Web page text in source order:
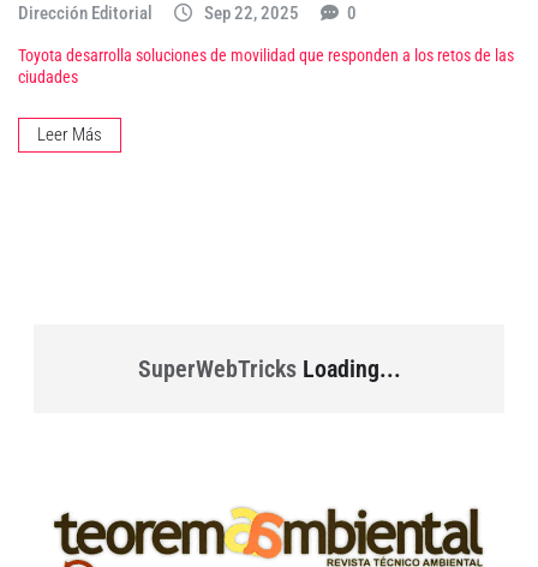
Dirección Editorial Sep 22, 2025 0
Toyota desarrolla soluciones de movilidad que responden a los retos de las
ciudades
Leer Más
SuperWebTricksLoading...